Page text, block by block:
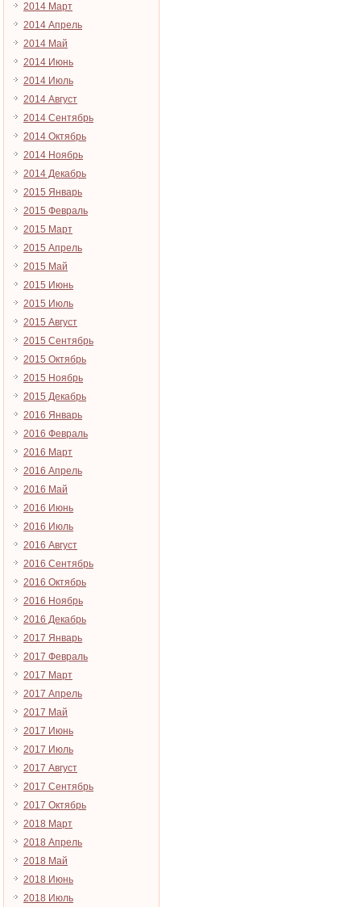
2014 Март
2014 Апрель
2014 Май
2014 Июнь
2014 Июль
2014 Август
2014 Сентябрь
2014 Октябрь
2014 Ноябрь
2014 Декабрь
2015 Январь
2015 Февраль
2015 Март
2015 Апрель
2015 Май
2015 Июнь
2015 Июль
2015 Август
2015 Сентябрь
2015 Октябрь
2015 Ноябрь
2015 Декабрь
2016 Январь
2016 Февраль
2016 Март
2016 Апрель
2016 Май
2016 Июнь
2016 Июль
2016 Август
2016 Сентябрь
2016 Октябрь
2016 Ноябрь
2016 Декабрь
2017 Январь
2017 Февраль
2017 Март
2017 Апрель
2017 Май
2017 Июнь
2017 Июль
2017 Август
2017 Сентябрь
2017 Октябрь
2018 Март
2018 Апрель
2018 Май
2018 Июнь
2018 Июль